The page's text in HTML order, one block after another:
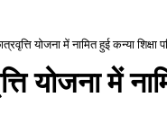
योजना में नामित हुई कन्या शिक्षा
योजना में